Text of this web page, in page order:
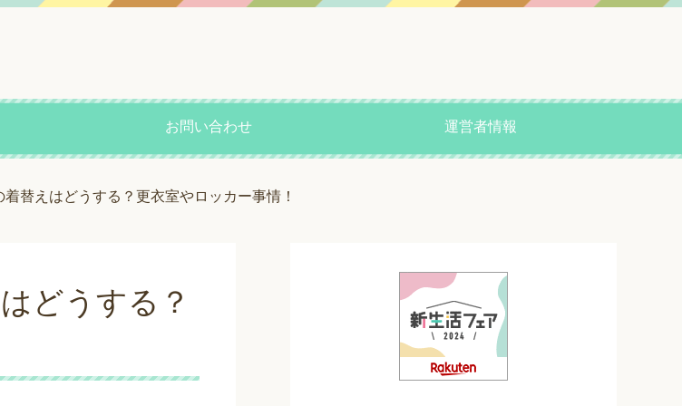
お問い合わせ 運営者情報
替えはどうする？更衣室やロッカー事情！
どうする？